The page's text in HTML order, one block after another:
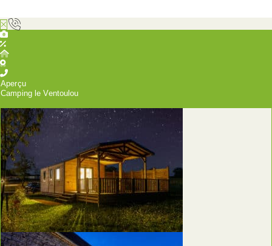
Aperçu
Camping le Ventoulou